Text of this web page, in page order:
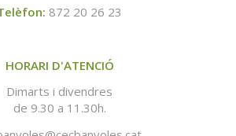
872 20 26 23
HORARI D'ATENCIÓ
Dimarts i divendres
de 9.30 a 11.30h.